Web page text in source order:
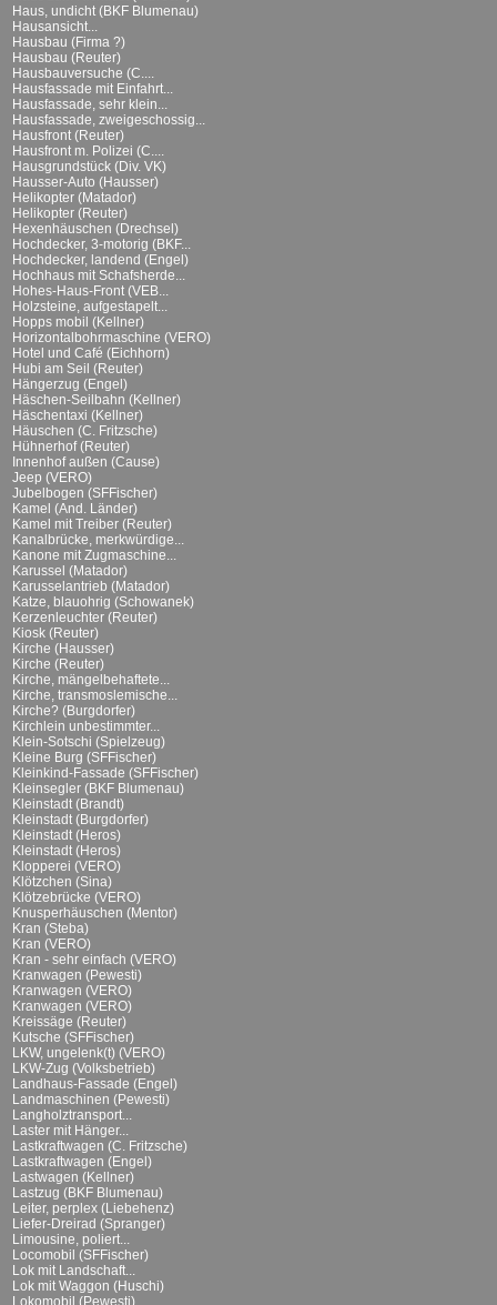
Haus, undicht (BKF Blumenau)
Hausansicht...
Hausbau (Firma ?)
Hausbau (Reuter)
Hausbauversuche (C....
Hausfassade mit Einfahrt...
Hausfassade, sehr klein...
Hausfassade, zweigeschossig...
Hausfront (Reuter)
Hausfront m. Polizei (C....
Hausgrundstück (Div. VK)
Hausser-Auto (Hausser)
Helikopter (Matador)
Helikopter (Reuter)
Hexenhäuschen (Drechsel)
Hochdecker, 3-motorig (BKF...
Hochdecker, landend (Engel)
Hochhaus mit Schafsherde...
Hohes-Haus-Front (VEB...
Holzsteine, aufgestapelt...
Hopps mobil (Kellner)
Horizontalbohrmaschine (VERO)
Hotel und Café (Eichhorn)
Hubi am Seil (Reuter)
Hängerzug (Engel)
Häschen-Seilbahn (Kellner)
Häschentaxi (Kellner)
Häuschen (C. Fritzsche)
Hühnerhof (Reuter)
Innenhof außen (Cause)
Jeep (VERO)
Jubelbogen (SFFischer)
Kamel (And. Länder)
Kamel mit Treiber (Reuter)
Kanalbrücke, merkwürdige...
Kanone mit Zugmaschine...
Karussel (Matador)
Karusselantrieb (Matador)
Katze, blauohrig (Schowanek)
Kerzenleuchter (Reuter)
Kiosk (Reuter)
Kirche (Hausser)
Kirche (Reuter)
Kirche, mängelbehaftete...
Kirche, transmoslemische...
Kirche? (Burgdorfer)
Kirchlein unbestimmter...
Klein-Sotschi (Spielzeug)
Kleine Burg (SFFischer)
Kleinkind-Fassade (SFFischer)
Kleinsegler (BKF Blumenau)
Kleinstadt (Brandt)
Kleinstadt (Burgdorfer)
Kleinstadt (Heros)
Kleinstadt (Heros)
Klopperei (VERO)
Klötzchen (Sina)
Klötzebrücke (VERO)
Knusperhäuschen (Mentor)
Kran (Steba)
Kran (VERO)
Kran - sehr einfach (VERO)
Kranwagen (Pewesti)
Kranwagen (VERO)
Kranwagen (VERO)
Kreissäge (Reuter)
Kutsche (SFFischer)
LKW, ungelenk(t) (VERO)
LKW-Zug (Volksbetrieb)
Landhaus-Fassade (Engel)
Landmaschinen (Pewesti)
Langholztransport...
Laster mit Hänger...
Lastkraftwagen (C. Fritzsche)
Lastkraftwagen (Engel)
Lastwagen (Kellner)
Lastzug (BKF Blumenau)
Leiter, perplex (Liebehenz)
Liefer-Dreirad (Spranger)
Limousine, poliert...
Locomobil (SFFischer)
Lok mit Landschaft...
Lok mit Waggon (Huschi)
Lokomobil (Pewesti)